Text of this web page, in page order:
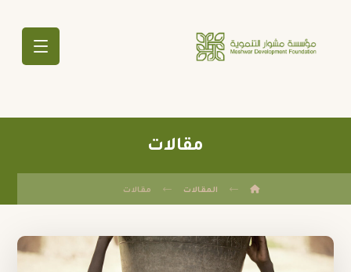
مقالات
المقالات مقالات